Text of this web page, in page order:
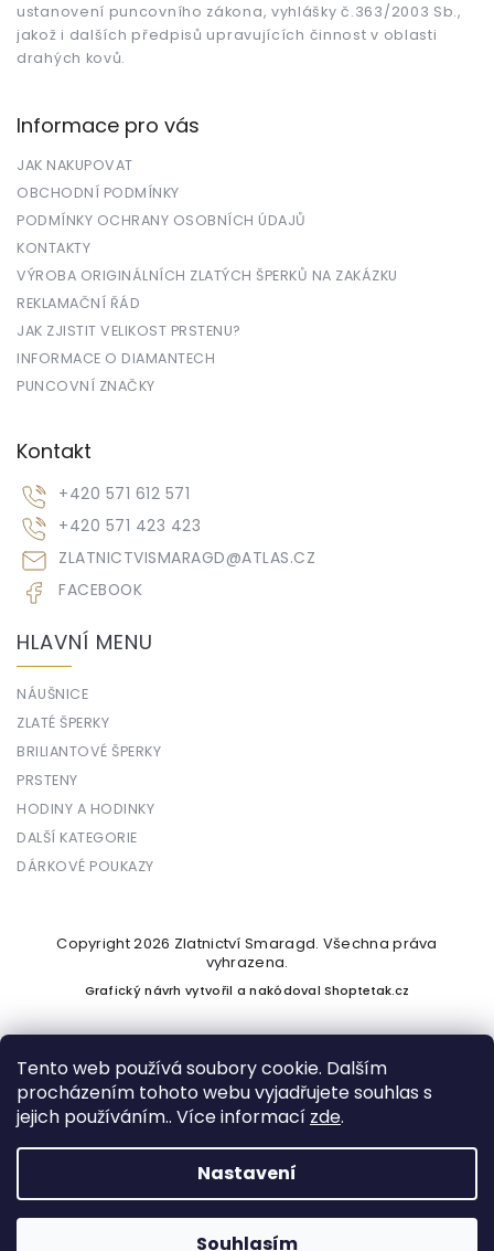
Tento web používá soubory cookie. Dalším
procházením tohoto webu vyjadřujete souhlas s
jejich používáním.. Více informací zde.
Nastavení
Souhlasím
ustanovení puncovního zákona, vyhlášky č.363/2003 Sb.,
jakož i dalších předpisů upravujících činnost v oblasti
drahých kovů.
Informace pro vás
JAK NAKUPOVAT
OBCHODNÍ PODMÍNKY
PODMÍNKY OCHRANY OSOBNÍCH ÚDAJŮ
KONTAKTY
VÝROBA ORIGINÁLNÍCH ZLATÝCH ŠPERKŮ NA ZAKÁZKU
REKLAMAČNÍ ŘÁD
JAK ZJISTIT VELIKOST PRSTENU?
INFORMACE O DIAMANTECH
PUNCOVNÍ ZNAČKY
Kontakt
ZLATNICTVISMARAGD@ATLAS.CZ
+420 571 612 571
+420 571 423 423
FACEBOOK
HLAVNÍ MENU
NÁUŠNICE
ZLATÉ ŠPERKY
BRILIANTOVÉ ŠPERKY
PRSTENY
HODINY A HODINKY
DALŠÍ KATEGORIE
DÁRKOVÉ POUKAZY
Vytvořil Shoptet
Copyright 2026 Zlatnictví Smaragd. Všechna práva
vyhrazena.
Grafický návrh vytvořil a nakódovalShoptetak.cz
Podle zákona o evidenci tržeb je prodávající povinen vystavit
kupujícímu účtenku. Zároveň je povinen zaevidovat přijatou
tržbu u správce daně online; v případě technického výpadku
pak nejpozději do 48 hodin.